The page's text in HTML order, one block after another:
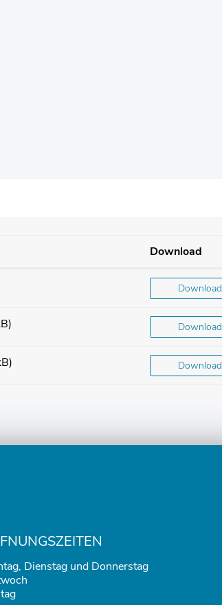
Download
Download
Download
Download
Dienstag und Donnerstag